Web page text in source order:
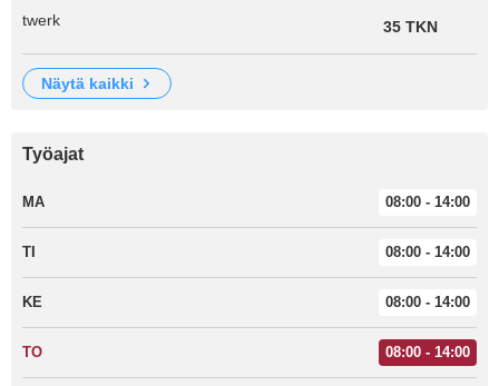
twerk 35 TKN
näytä kaikki
Työajat
MA 08:00 - 14:00
TI 08:00 - 14:00
KE 08:00 - 14:00
TO 08:00 - 14:00